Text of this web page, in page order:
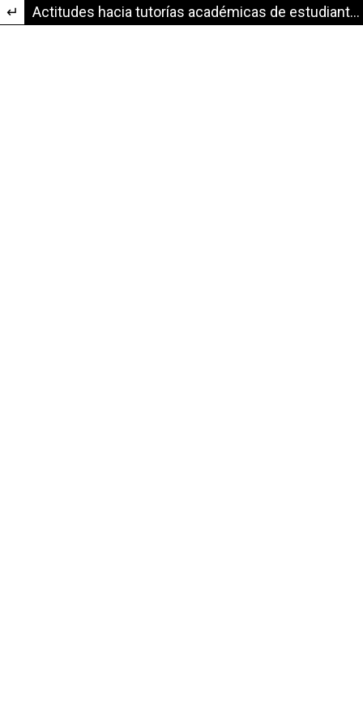
Volver a los detalles del artículo Actitudes hacia tutorías académicas de estudiantes en la licenciatura de inglés matriculados en el C. R. U. de Coclé - Universidad de Panamá